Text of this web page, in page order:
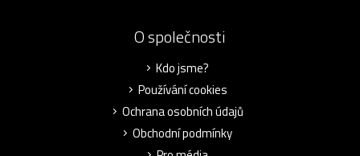
O společnosti
Kdo jsme?
Používání cookies
Ochrana osobních údajů
Obchodní podmínky